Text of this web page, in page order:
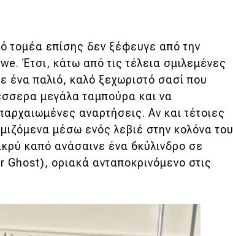
τομέα επίσης δεν ξέφευγε από την
Έτσι, κάτω από τις τέλεια σμιλεμένες
ένα παλιό, καλό ξεχωριστό σασί που
μεγάλα ταμπούρα και να
αναρτήσεις. Αν και τέτοιες
μέσω ενός λεβιέ στην κολόνα του
καπό ανάσαινε ένα 6κύλινδρο σε
Ghost), οριακά ανταποκρινόμενο στις